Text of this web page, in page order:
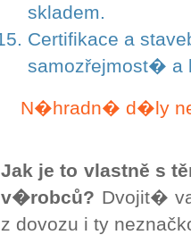
skladem.
Certifikace a
samozřejmost� a
N�hradn� d�ly
Jak je to vlastně s
v�robců? Dvojit�
z dovozu i ty